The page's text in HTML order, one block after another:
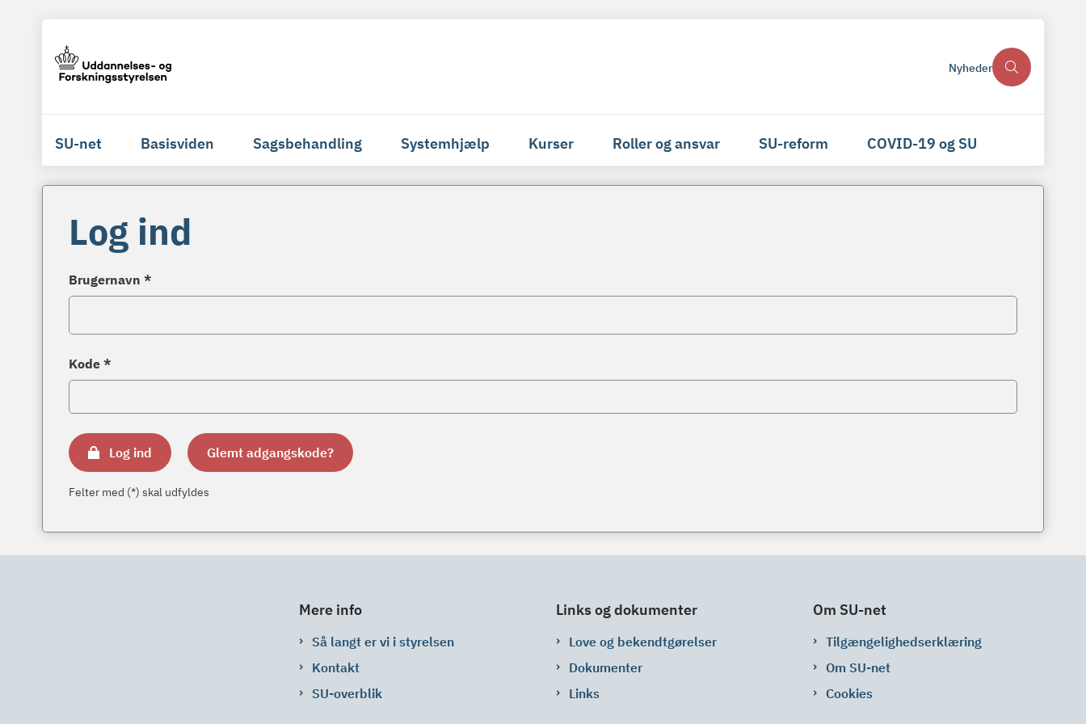
Nyheder
SU-net Basisviden Sagsbehandling Systemhjælp Kurser Roller og ansvar SU-reform COVID-19 og SU
Log ind
Brugernavn *
Kode *
Log ind Glemt adgangskode?
Felter med (*) skal udfyldes
Mere info
Så langt er vi i styrelsen
Kontakt
SU-overblik
Links og dokumenter
Love og bekendtgørelser
Dokumenter
Links
Om SU-net
Tilgængelighedserklæring
Om SU-net
Cookies